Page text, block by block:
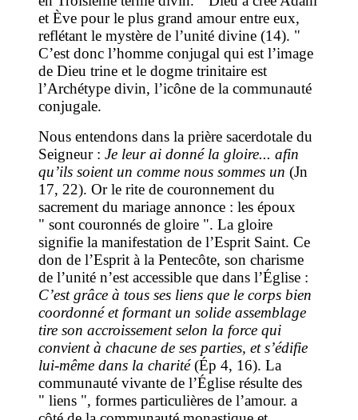
et Ève pour le plus grand amour entre eux,
reflétant le mystère de l’unité divine (14). "
C’est donc l’homme conjugal qui est l’image
de Dieu trine et le dogme trinitaire est
l’Archétype divin, l’icône de la communauté
conjugale.
Nous entendons dans la prière sacerdotale du
Seigneur : Je leur ai donné la gloire... afin
qu’ils soient un comme nous sommes un (Jn
17, 22). Or le rite de couronnement du
sacrement du mariage annonce : les époux
" sont couronnés de gloire ". La gloire
signifie la manifestation de l’Esprit Saint. Ce
don de l’Esprit à la Pentecôte, son charisme
de l’unité n’est accessible que dans l’Église :
C’est grâce à tous ses liens que le corps bien
coordonné et formant un solide assemblage
tire son accroissement selon la force qui
convient à chacune de ses parties, et s’édifie
lui-même dans la charité(Ép 4, 16). La
communauté vivante de l’Église résulte des
" liens ", formes particulières de l’amour. a